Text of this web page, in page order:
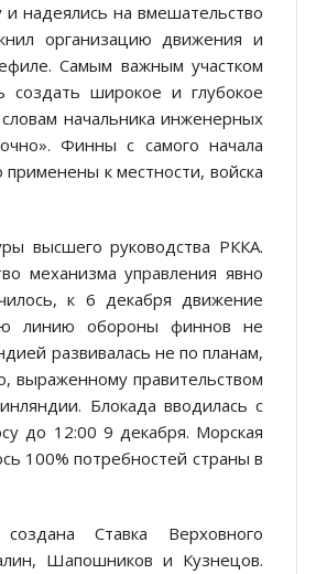
надеялись на вмешательство
организацию движения и
Самым важным участком
широкое и глубокое
начальника инженерных
Финны с самого начала
к местности, войска
высшего руководства РККА.
механизма управления явно
к 6 декабря движение
линию обороны финнов не
развивалась не по планам,
выраженному правительством
Блокада вводилась с
до 12:00 9 декабря. Морская
100% потребностей страны в
Ставка Верховного
Шапошников и Кузнецов.